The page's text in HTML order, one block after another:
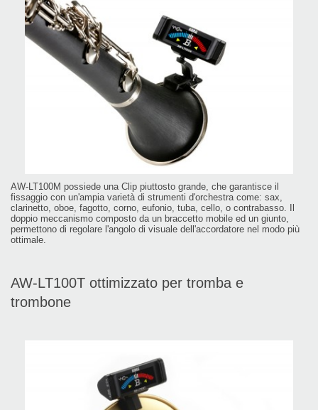
AW-LT100M possiede una Clip piuttosto grande, che garantisce il
fissaggio con un'ampia varietà di strumenti d'orchestra come: sax,
clarinetto, oboe, fagotto, corno, eufonio, tuba, cello, o contrabasso. Il
doppio meccanismo composto da un braccetto mobile ed un giunto,
permettono di regolare l'angolo di visuale dell'accordatore nel modo più
ottimale.
AW-LT100T ottimizzato per tromba e
trombone